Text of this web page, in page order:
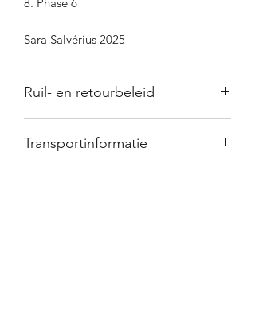
Sara Salvérius 2025
Ruil- en retourbeleid
Transportinformatie